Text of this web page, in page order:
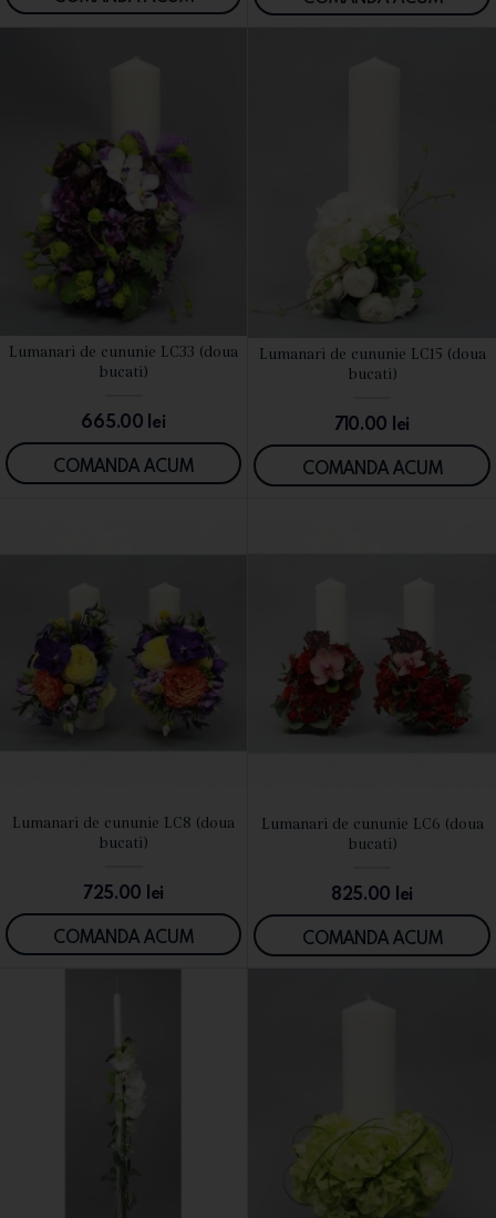
VEZI DETALII
Lumanari de cununie LC33 (doua
bucati)
665.00 lei
COMANDA ACUM
VEZI DETALII
Lumanari de cununie LC15 (doua
bucati)
710.00 lei
COMANDA ACUM
VEZI DETALII
Lumanari de cununie LC8 (doua
bucati)
725.00 lei
COMANDA ACUM
VEZI DETALII
Lumanari de cununie LC6 (doua
bucati)
825.00 lei
COMANDA ACUM